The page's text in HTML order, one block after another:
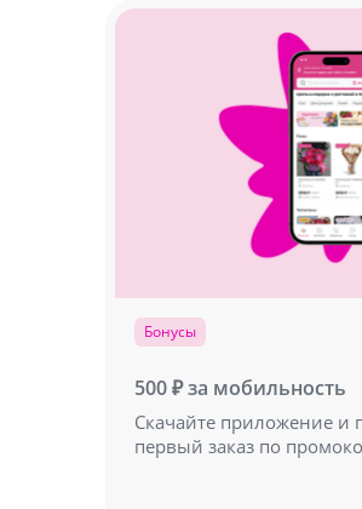
Бонусы
500 ₽ за мобильность
Скачайте приложение и
первый заказ по